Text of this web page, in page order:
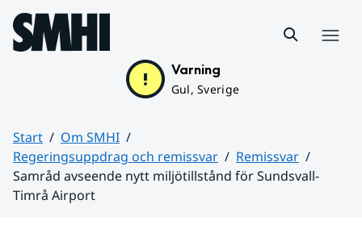
Hoppa till sidans innehåll
Varning
Gul, Sverige
Start
Om SMHI
Regeringsuppdrag och remissvar
Remissvar
Samråd avseende nytt miljötillstånd för Sundsvall-
Timrå Airport